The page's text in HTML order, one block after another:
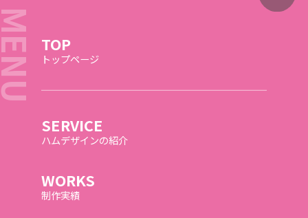
TOP
トップページ
SERVICE
ハムデザインの紹介
WORKS
制作実績